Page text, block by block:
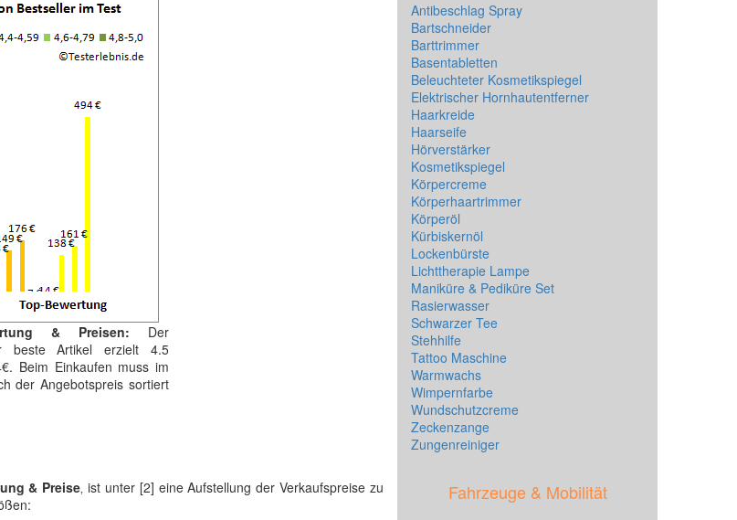
& Preisen: Der
beste Artikel erzielt 4.5
Beim Einkaufen muss im
der Angebotspreis sortiert
& Preise‚ ist unter [2] eine Aufstellung der Verkaufspreise zu
Antibeschlag Spray
Bartschneider
Barttrimmer
Basentabletten
Beleuchteter Kosmetikspiegel
Elektrischer Hornhautentferner
Haarkreide
Haarseife
Hörverstärker
Kosmetikspiegel
Körpercreme
Körperhaartrimmer
Körperöl
Kürbiskernöl
Lockenbürste
Lichttherapie Lampe
Maniküre & Pediküre Set
Rasierwasser
Schwarzer Tee
Stehhilfe
Tattoo Maschine
Warmwachs
Wimpernfarbe
Wundschutzcreme
Zeckenzange
Zungenreiniger
Fahrzeuge & Mobilität